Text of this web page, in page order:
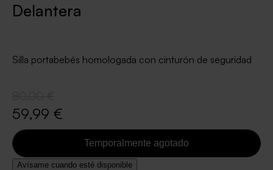
Delantera
Silla portabebés homologada con cinturón de seguridad
59,99 €
Temporalmente agotado
Avísame cuando esté disponible